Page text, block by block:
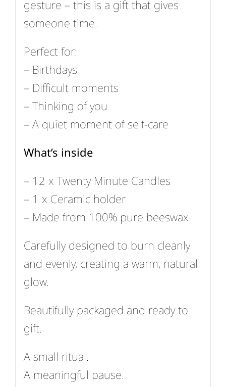
gesture – this is a gift that gives
someone time.
Perfect for:
– Birthdays
– Difficult moments
– Thinking of you
– A quiet moment of self-care
What’s inside
– 12 x Twenty Minute Candles
– 1 x Ceramic holder
– Made from 100% pure beeswax
Carefully designed to burn cleanly
and evenly, creating a warm, natural
glow.
Beautifully packaged and ready to
gift.
A small ritual.
A meaningful pause.